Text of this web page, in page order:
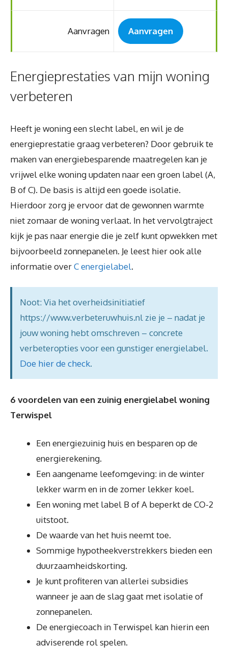
Aanvragen Aanvragen
Energieprestaties van mijn woning
verbeteren
Heeft je woning een slecht label, en wil je de
energieprestatie graag verbeteren? Door gebruik te
maken van energiebesparende maatregelen kan je
vrijwel elke woning updaten naar een groen label (A,
B of C). De basis is altijd een goede isolatie.
Hierdoor zorg je ervoor dat de gewonnen warmte
niet zomaar de woning verlaat. In het vervolgtraject
kijk je pas naar energie die je zelf kunt opwekken met
bijvoorbeeld zonnepanelen. Je leest hier ook alle
informatie overC energielabel.
Noot: Via het overheidsinitiatief
https://www.verbeteruwhuis.nl zie je – nadat je
jouw woning hebt omschreven – concrete
verbeteropties voor een gunstiger energielabel.
Doe hier de check.
6 voordelen van een zuinig energielabel woning
Terwispel
Een energiezuinig huis en besparen op de
energierekening.
Een aangename leefomgeving: in de winter
lekker warm en in de zomer lekker koel.
Een woning met label B of A beperkt de CO-2
uitstoot.
De waarde van het huis neemt toe.
Sommige hypotheekverstrekkers bieden een
duurzaamheidskorting.
Je kunt profiteren van allerlei subsidies
wanneer je aan de slag gaat met isolatie of
zonnepanelen.
De energiecoach in Terwispel kan hierin een
adviserende rol spelen.